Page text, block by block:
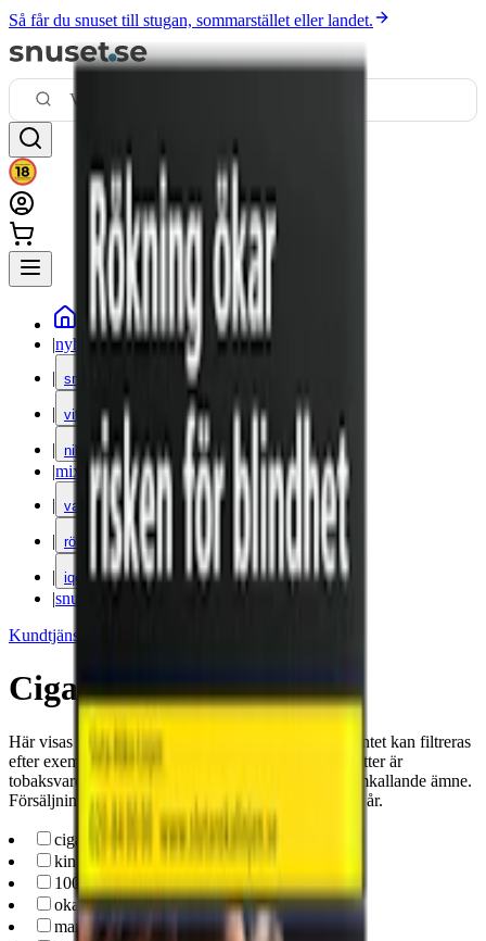
Så får du snuset till stugan, sommarstället eller landet.
|nyheter
| snus
| vitt snus
| nikotinfritt
|mixpack
| vape
| rökning
| iqos
|snuskuriren
Kundtjänst
Cigaretter
Här visas cigaretter som säljs via Snuset.se. Sortimentet kan filtreras
efter exempelvis format, varumärke och pris. Cigaretter är
tobaksvaror som innehåller nikotin, ett beroendeframkallande ämne.
Försäljning sker endast till personer som har fyllt 18 år.
cigarettes (
king-size 13 )
100s(8)
okand(21)
marlboro(16)